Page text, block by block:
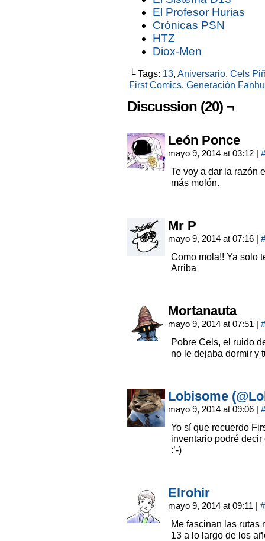
El Profesor Hurias
Crónicas PSN
HTZ
Diox-Men
└ Tags: 13, Aniversario, Cels
First Comics, Generación
Discussion (20) ¬
León Ponce
mayo 9, 2014 at 03:12 | #
Te voy a dar la razón
más molón.
Mr P
mayo 9, 2014 at 07:16 | #
Como mola!! Ya solo
Arriba
Mortanauta
mayo 9, 2014 at 07:51 | #
Pobre Cels, el ruido
no le dejaba dormir y
Lobisome
mayo 9, 2014 at 09:06 | #
Yo sí que recuerdo
inventario podré
:’-)
Elrohir
mayo 9, 2014 at 09:11 | #
Me fascinan las rutas
13 a lo largo de los